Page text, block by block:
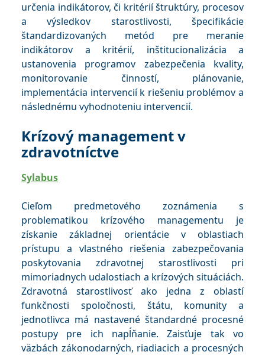
určenia indikátorov, či kritérií štruktúry, procesov
a výsledkov starostlivosti, špecifikácie
štandardizovaných metód pre meranie
indikátorov a kritérií, inštitucionalizácia a
ustanovenia programov zabezpečenia kvality,
monitorovanie činností, plánovanie,
implementácia intervencií k riešeniu problémov a
následnému vyhodnoteniu intervencií.
Krízový management v
zdravotníctve
Sylabus
Cieľom predmetového zoznámenia s
problematikou krízového managementu je
získanie základnej orientácie v oblastiach
prístupu a vlastného riešenia zabezpečovania
poskytovania zdravotnej starostlivosti pri
mimoriadnych udalostiach a krízových situáciách.
Zdravotná starostlivosť ako jedna z oblastí
funkčnosti spoločnosti, štátu, komunity a
jednotlivca má nastavené štandardné procesné
postupy pre ich napĺňanie. Zaisťuje tak vo
väzbách zákonodarných, riadiacich a procesných